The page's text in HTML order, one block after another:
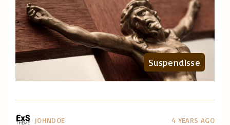
Suspendisse
JOHNDOE 4 YEARS AGO